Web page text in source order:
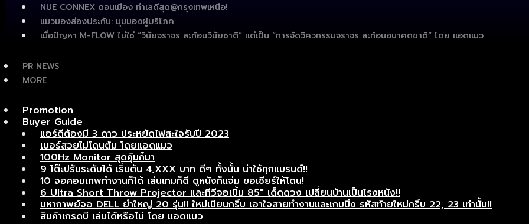
NUE CONNEX ดอนเมือง ทำเลดีสุด@กรุงเทพเหนือ!
แมวมองส่องประกัน: มุมมองผู้บริโภค
เมื่อปัญหา M-FLOW ไม่ใช่ “วินัยจราจร สะท้อนวินัยชาติ” แต่เป็น “การจัดวิศวกรรมจราจร สะท้อนอนาคตชาติ” โดย แอดแมว
PR NEWS
MORE
Promotion
Buyer Guide
แอร์ดีต้องมี 3 ดาว ประหยัดไฟสะใจรับปี 2023
เบอร์สวยไม่โดนต้ม โดยแอดแมว
100Hz Monitor สุดคุ้มก็มา
9 โต๊ะปรับระดับได้ เริ่มต้น 4,XXX บาท ดีๆ ทั้งนั้น น่าใช้ทุกแบรนด์!!
10 จอคอมเทพทำงานก็ได้ เล่นเกมก็ดี ดูหนังก็แจ่ม ขอเชียร์ให้โดน!
6 Ultra Short Throw Projector และทีวีจอเบิ้ม 85″ เด็ดดวง เปลี่ยนบ้านเป็นโรงหนัง!!
มหากาพย์จอ DELL ยำใหญ่ 20 รุ่น!! ใหม่เนียนกริ๊บ เอาใจสายทำงานและเกมมิ่ง รหัสท้ายใหม่กริ๊บ 22, 23 เท่านั้น!!
สินค้าเกรดบี เล่นได้หรือไม่ โดย แอดแมว